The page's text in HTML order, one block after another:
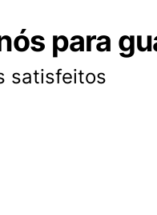
para
satisfeitos